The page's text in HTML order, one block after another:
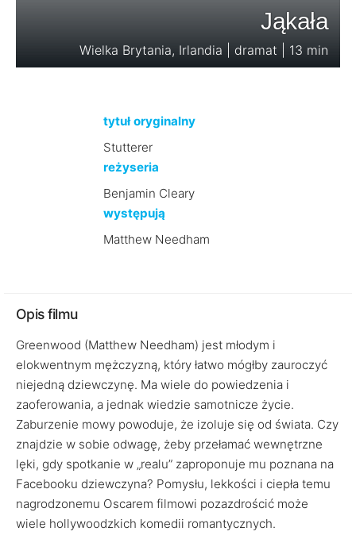
Jąkała
Wielka Brytania, Irlandia | dramat | 13 min
tytuł oryginalny
Stutterer
reżyseria
Benjamin Cleary
występują
Matthew Needham
Opis filmu
Greenwood (Matthew Needham) jest młodym i
elokwentnym mężczyzną, który łatwo mógłby zauroczyć
niejedną dziewczynę. Ma wiele do powiedzenia i
zaoferowania, a jednak wiedzie samotnicze życie.
Zaburzenie mowy powoduje, że izoluje się od świata. Czy
znajdzie w sobie odwagę, żeby przełamać wewnętrzne
lęki, gdy spotkanie w „realu” zaproponuje mu poznana na
Facebooku dziewczyna? Pomysłu, lekkości i ciepła temu
nagrodzonemu Oscarem filmowi pozazdrościć może
wiele hollywoodzkich komedii romantycznych.